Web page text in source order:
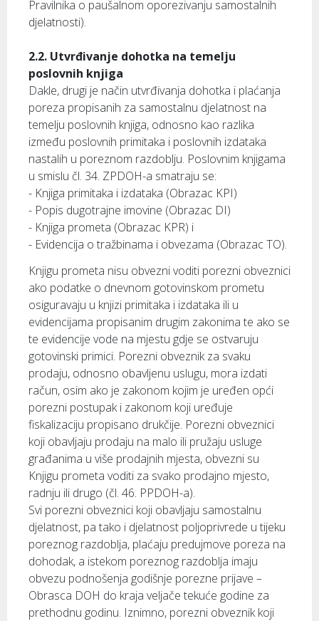
Pravilnika o paušalnom oporezivanju samostalnih
djelatnosti).
2.2. Utvrđivanje dohotka na temelju
poslovnih knjiga
Dakle, drugi je način utvrđivanja dohotka i plaćanja
poreza propisanih za samostalnu djelatnost na
temelju poslovnih knjiga, odnosno kao razlika
između poslovnih primitaka i poslovnih izdataka
nastalih u poreznom razdoblju. Poslovnim knjigama
u smislu čl. 34. ZPDOH-a smatraju se:
- Knjiga primitaka i izdataka (Obrazac KPI)
- Popis dugotrajne imovine (Obrazac DI)
- Knjiga prometa (Obrazac KPR) i
- Evidencija o tražbinama i obvezama (Obrazac TO).
Knjigu prometa nisu obvezni voditi porezni obveznici
ako podatke o dnevnom gotovinskom prometu
osiguravaju u knjizi primitaka i izdataka ili u
evidencijama propisanim drugim zakonima te ako se
te evidencije vode na mjestu gdje se ostvaruju
gotovinski primici. Porezni obveznik za svaku
prodaju, odnosno obavljenu uslugu, mora izdati
račun, osim ako je zakonom kojim je uređen opći
porezni postupak i zakonom koji uređuje
fiskalizaciju propisano drukčije. Porezni obveznici
koji obavljaju prodaju na malo ili pružaju usluge
građanima u više prodajnih mjesta, obvezni su
Knjigu prometa voditi za svako prodajno mjesto,
radnju ili drugo (čl. 46. PPDOH-a).
Svi porezni obveznici koji obavljaju samostalnu
djelatnost, pa tako i djelatnost poljoprivrede u tijeku
poreznog razdoblja, plaćaju predujmove poreza na
dohodak, a istekom poreznog razdoblja imaju
obvezu podnošenja godišnje porezne prijave –
Obrasca DOH do kraja veljače tekuće godine za
prethodnu godinu. Iznimno, porezni obveznik koji